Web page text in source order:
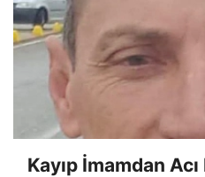
Kayıp İmamdan